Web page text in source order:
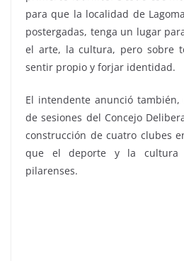
para que la localidad de
postergadas, tenga un lugar
el arte, la cultura, pero sobre
sentir propio y forjar identidad.
El intendente anunció
de sesiones del Concejo
construcción de cuatro clubes
que el deporte y la cultura
pilarenses.